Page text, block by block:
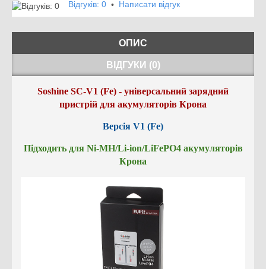
Відгуків: 0 • Написати відгук
ОПИС
ВІДГУКИ (0)
Soshine SC-V1 (Fe) - універсальний зарядний
пристрій для акумуляторів Крона
Версія V1 (Fe)
Підходить для Ni-MH/Li-ion/LiFePO4 акумуляторів
Крона